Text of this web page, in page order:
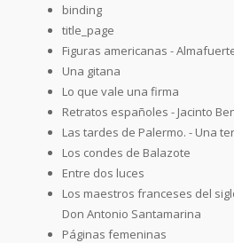
binding
title_page
Figuras americanas -
Una gitana
Lo que vale una firma
Retratos españoles - Jacinto
Las tardes de Palermo. - Una
Los condes de Balazote
Entre dos luces
Los maestros franceses del
Don Antonio Santamarina
Páginas femeninas